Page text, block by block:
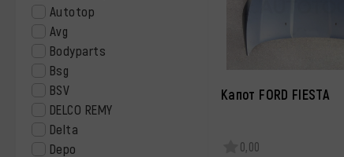
Autotop
Avg
Bodyparts
Bsg
BSV
DELCO REMY
Delta
Depo
Капот FORD FIESTA
0,00